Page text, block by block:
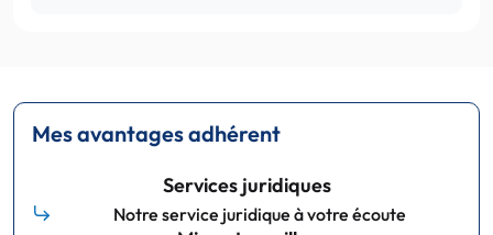
Mes avantages adhérent
Services juridiques
Notre service juridique à votre écoute